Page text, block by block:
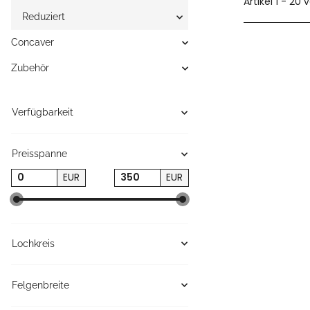
Reduziert
Concaver
Zubehör
Verfügbarkeit
Preisspanne
EUR EUR
Lochkreis
Felgenbreite